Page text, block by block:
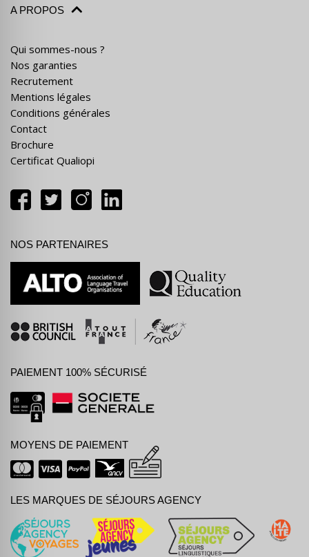
A PROPOS
Qui sommes-nous ?
Nos garanties
Recrutement
Mentions légales
Conditions générales
Contact
Brochure
Certificat Qualiopi
NOS PARTENAIRES
PAIEMENT 100% SÉCURISÉ
MOYENS DE PAIEMENT
LES MARQUES DE SÉJOURS AGENCY